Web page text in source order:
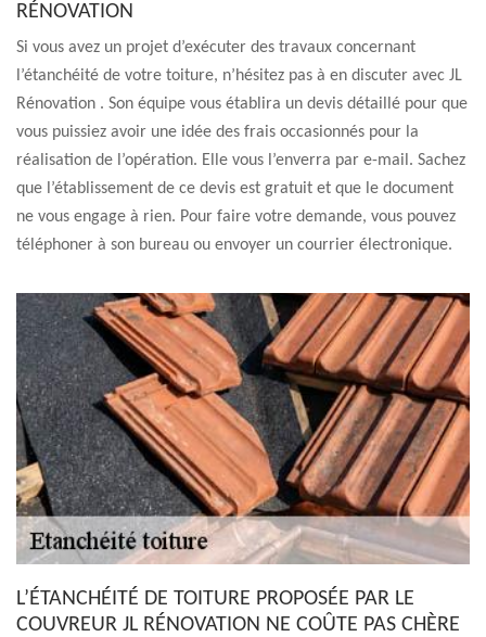
RÉNOVATION
Si vous avez un projet d’exécuter des travaux concernant
l’étanchéité de votre toiture, n’hésitez pas à en discuter avec JL
Rénovation . Son équipe vous établira un devis détaillé pour que
vous puissiez avoir une idée des frais occasionnés pour la
réalisation de l’opération. Elle vous l’enverra par e-mail. Sachez
que l’établissement de ce devis est gratuit et que le document
ne vous engage à rien. Pour faire votre demande, vous pouvez
téléphoner à son bureau ou envoyer un courrier électronique.
L’ÉTANCHÉITÉ DE TOITURE PROPOSÉE PAR LE
COUVREUR JL RÉNOVATION NE COÛTE PAS CHÈRE